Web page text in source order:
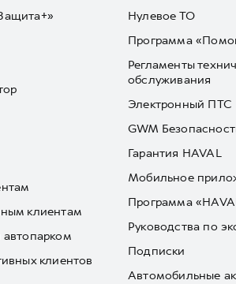
клиентам
клиентов
Нулевое ТО
Программа
Регламенты
обслуживания
Электронный ПТС
GWM
Гарантия HAVAL
Мобильное
Программа
Руководства по
Подписки
Автомобильные